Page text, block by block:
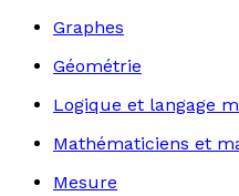
Graphes
Géométrie
Logique et langage
Mathématiciens et
Mesure